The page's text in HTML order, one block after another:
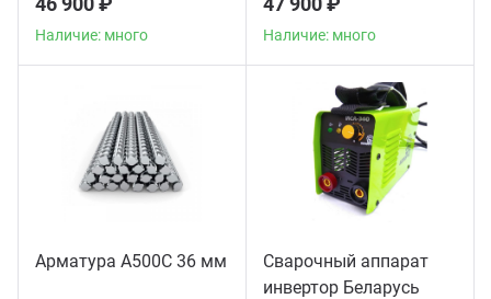
Наличие: много Наличие: много
Арматура А500С 36 мм
Сварочный аппарат
инвертор Беларусь